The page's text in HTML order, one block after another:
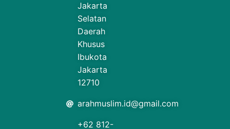
Jakarta
Selatan
Daerah
Khusus
Ibukota
Jakarta
12710
arahmuslim.id@gmail.com
+62 812-